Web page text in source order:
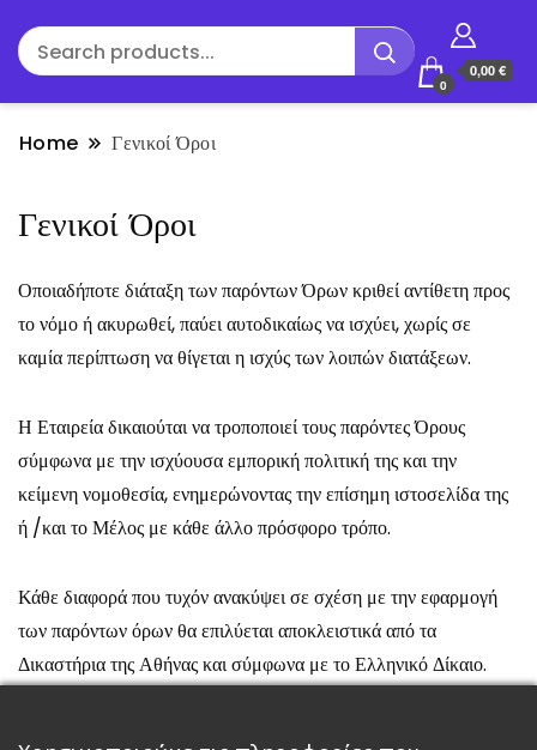
0
0,00 €
Home Γενικοί Όροι
Γενικοί Όροι
Οποιαδήποτε διάταξη των παρόντων Όρων κριθεί αντίθετη προς
το νόμο ή ακυρωθεί, παύει αυτοδικαίως να ισχύει, χωρίς σε
καμία περίπτωση να θίγεται η ισχύς των λοιπών διατάξεων.
Η Εταιρεία δικαιούται να τροποποιεί τους παρόντες Όρους
σύμφωνα με την ισχύουσα εμπορική πολιτική της και την
κείμενη νομοθεσία, ενημερώνοντας την επίσημη ιστοσελίδα της
ή /και το Μέλος με κάθε άλλο πρόσφορο τρόπο.
Κάθε διαφορά που τυχόν ανακύψει σε σχέση με την εφαρμογή
των παρόντων όρων θα επιλύεται αποκλειστικά από τα
Δικαστήρια της Αθήνας και σύμφωνα με το Ελληνικό Δίκαιο.